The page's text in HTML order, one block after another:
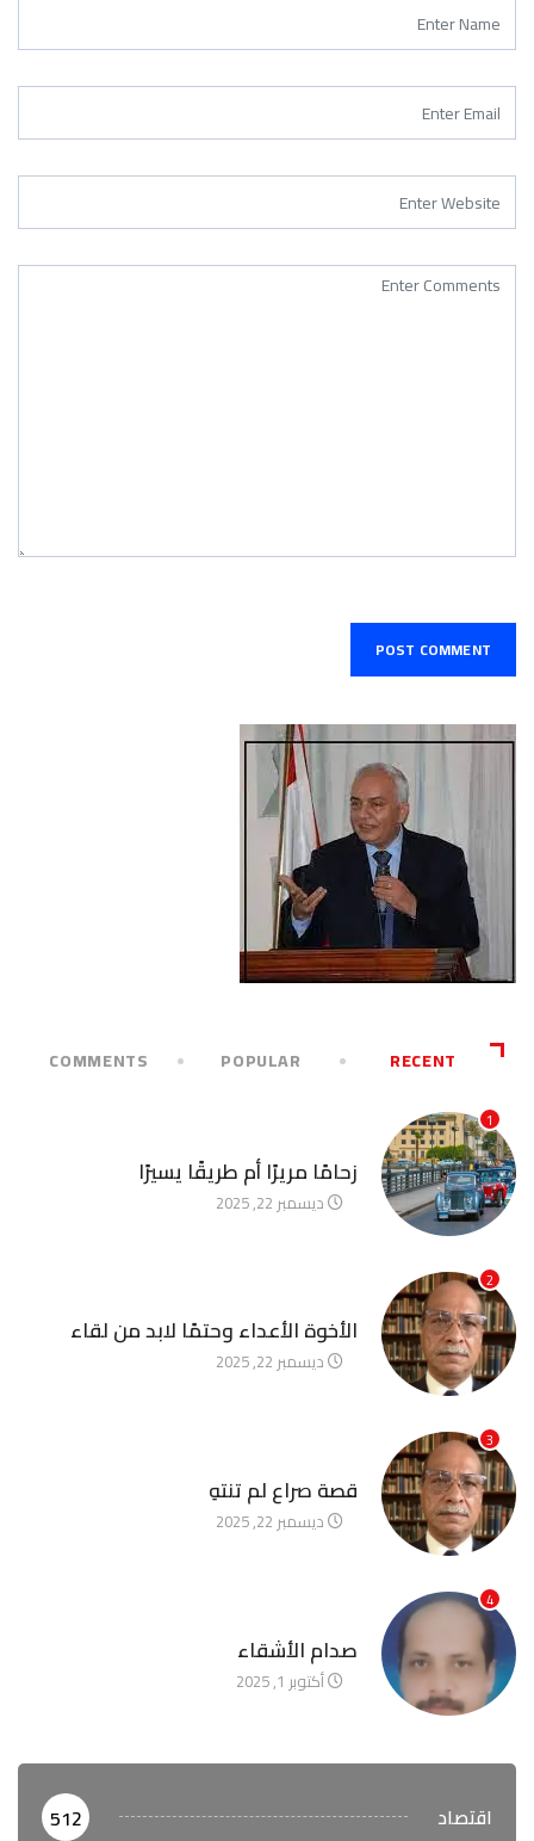
RECENT
POPULAR
COMMENTS
1
زحامًا مريرًا أم طريقًا يسيرًا
ديسمبر 22, 2025
2
الأخوة الأعداء وحتمًا لابد من لقاء
ديسمبر 22, 2025
3
قصة صراع لم تنتهِ
ديسمبر 22, 2025
4
صدام الأشقاء
أكتوبر 1, 2025
اقتصاد 512